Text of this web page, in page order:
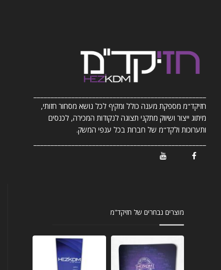
חזיקד"מ מספקת מענה כולל ומקיף לכל נושא מסחור חזותי,
מיתוג ייצור ושיווק מתקני תצוגה לנקודות המכירה, לכנסים
ותערוכות ולקד"מ של חברות בכל ענפי המשק.
מוצרים נבחרים של חזיקד"מ